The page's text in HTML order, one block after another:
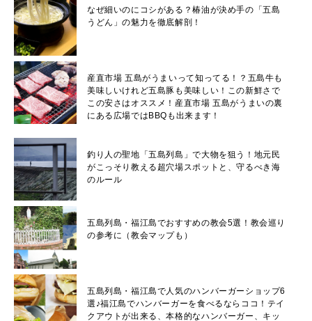
なぜ細いのにコシがある？椿油が決め手の「五島
うどん」の魅力を徹底解剖！
産直市場 五島がうまいって知ってる！？五島牛も
美味しいけれど五島豚も美味しい！この新鮮さで
この安さはオススメ！産直市場 五島がうまいの裏
にある広場ではBBQも出来ます！
釣り人の聖地「五島列島」で大物を狙う！地元民
がこっそり教える超穴場スポットと、守るべき海
のルール
五島列島・福江島でおすすめの教会5選！教会巡り
の参考に（教会マップも）
五島列島・福江島で人気のハンバーガーショップ6
選♪福江島でハンバーガーを食べるならココ！テイ
クアウトが出来る、本格的なハンバーガー、キッ